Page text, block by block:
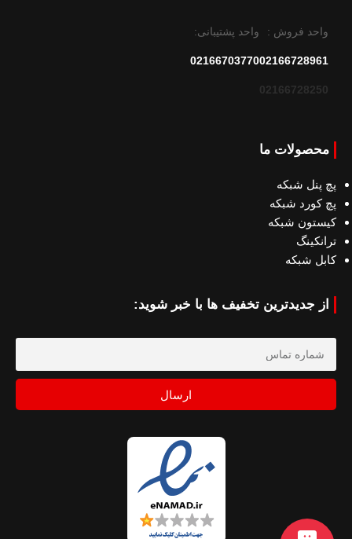
واحد فروش :
02166728961
02166728250
واحد پشتیبانی:
02166703770
محصولات ما
پچ پنل شبکه
پچ کورد شبکه
کیستون شبکه
ترانکینگ
کابل شبکه
از جدیدترین تخفیف ها با خبر شوید:
ارسال